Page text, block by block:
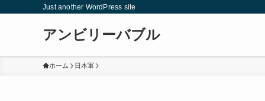
Just another WordPress site
アンビリーバブル
ホーム 日本軍